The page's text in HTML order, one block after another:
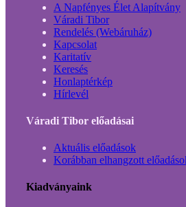
A Napfényes Élet Alapítvány
Váradi Tibor
Rendelés (Webáruház)
Kapcsolat
Karitatív
Keresés
Honlaptérkép
Hírlevél
Váradi Tibor előadásai
Aktuális előadások
Korábban elhangzott
Kiadványaink